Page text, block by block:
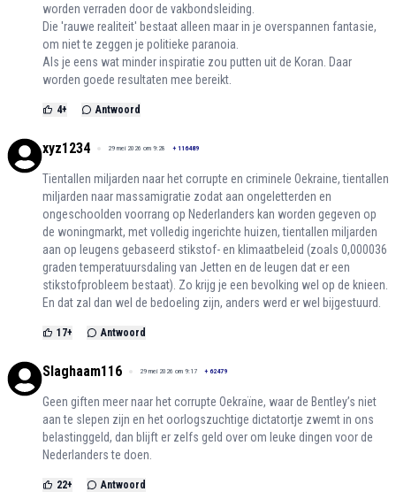
worden verraden door de vakbondsleiding.
Die 'rauwe realiteit' bestaat alleen maar in je overspannen fantasie,
om niet te zeggen je politieke paranoia.
Als je eens wat minder inspiratie zou putten uit de Koran. Daar
worden goede resultaten mee bereikt.
4+ Antwoord
xyz1234 29 mei 2026 om 9:28 + 116489
Tientallen miljarden naar het corrupte en criminele Oekraine, tientallen
miljarden naar massamigratie zodat aan ongeletterden en
ongeschoolden voorrang op Nederlanders kan worden gegeven op
de woningmarkt, met volledig ingerichte huizen, tientallen miljarden
aan op leugens gebaseerd stikstof- en klimaatbeleid (zoals 0,000036
graden temperatuursdaling van Jetten en de leugen dat er een
stikstofprobleem bestaat). Zo krijg je een bevolking wel op de knieen.
En dat zal dan wel de bedoeling zijn, anders werd er wel bijgestuurd.
17+ Antwoord
Slaghaam116 29 mei 2026 om 9:17 + 62479
Geen giften meer naar het corrupte Oekraïne, waar de Bentley’s niet
aan te slepen zijn en het oorlogszuchtige dictatortje zwemt in ons
belastinggeld, dan blijft er zelfs geld over om leuke dingen voor de
Nederlanders te doen.
22+ Antwoord